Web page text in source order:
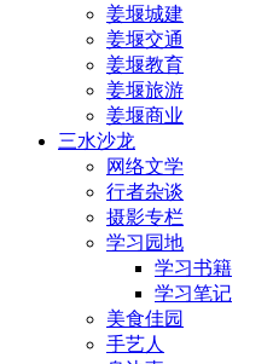
姜堰城建
姜堰交通
姜堰教育
姜堰旅游
姜堰商业
三水沙龙
网络文学
行者杂谈
摄影专栏
学习园地
学习书籍
学习笔记
美食佳园
手艺人